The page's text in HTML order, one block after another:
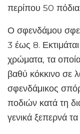
περίπου 50 πόδια.
Ο σφενδάμου
3 έως 8.
χρώματα, τα
βαθύ κόκκινο σε
σφενδάμικος
ποδιών κατά τη
γενικά ξεπερνά